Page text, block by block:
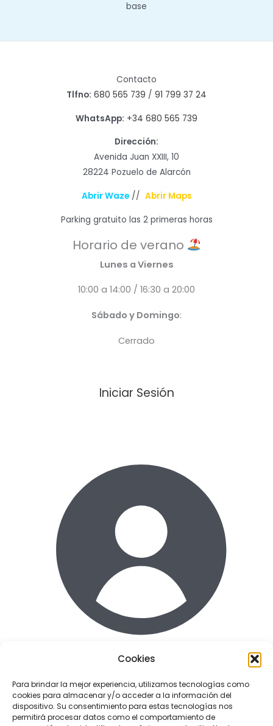
Cookies
Para brindar la mejor experiencia, utilizamos tecnologías como
cookies para almacenar y/o acceder a la información del
dispositivo. Su consentimiento para estas tecnologías nos
permitirá procesar datos como el comportamiento de
base
Contacto
Tlfno: 680 565 739 / 91 799 37 24
WhatsApp: +34 680 565 739
Dirección:
Avenida Juan XXIII, 10
28224 Pozuelo de Alarcón
Abrir Waze// Abrir Maps
Parking gratuito las 2 primeras horas
Horario de verano
Lunes a Viernes
10:00 a 14:00 / 16:30 a 20:00
Sábado y Domingo:
Cerrado
Iniciar Sesión
Enlaces de interes
Terminos y condiciones uso